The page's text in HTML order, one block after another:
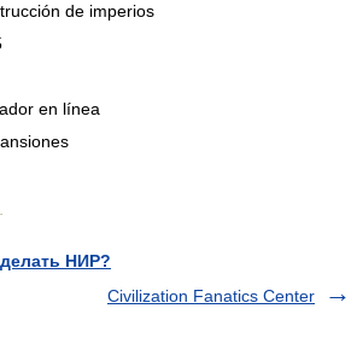
de imperios
en línea
НИР?
Civilization Fanatics Center